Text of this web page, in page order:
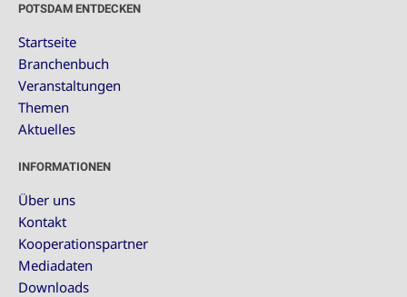
POTSDAM ENTDECKEN
Startseite
Branchenbuch
Veranstaltungen
Themen
Aktuelles
INFORMATIONEN
Über uns
Kontakt
Kooperationspartner
Mediadaten
Downloads